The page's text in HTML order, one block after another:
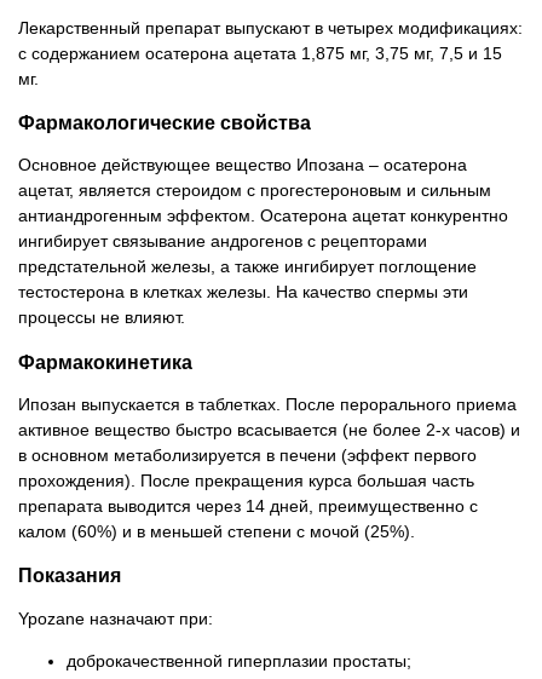
Лекарственный препарат выпускают в четырех модификациях:
с содержанием осатерона ацетата 1,875 мг, 3,75 мг, 7,5 и 15
мг.
Фармакологические свойства
Основное действующее вещество Ипозана – осатерона
ацетат, является стероидом с прогестероновым и сильным
антиандрогенным эффектом. Осатерона ацетат конкурентно
ингибирует связывание андрогенов с рецепторами
предстательной железы, а также ингибирует поглощение
тестостерона в клетках железы. На качество спермы эти
процессы не влияют.
Фармакокинетика
Ипозан выпускается в таблетках. После перорального приема
активное вещество быстро всасывается (не более 2-х часов) и
в основном метаболизируется в печени (эффект первого
прохождения). После прекращения курса большая часть
препарата выводится через 14 дней, преимущественно с
калом (60%) и в меньшей степени с мочой (25%).
Показания
Ypozane назначают при:
доброкачественной гиперплазии простаты;